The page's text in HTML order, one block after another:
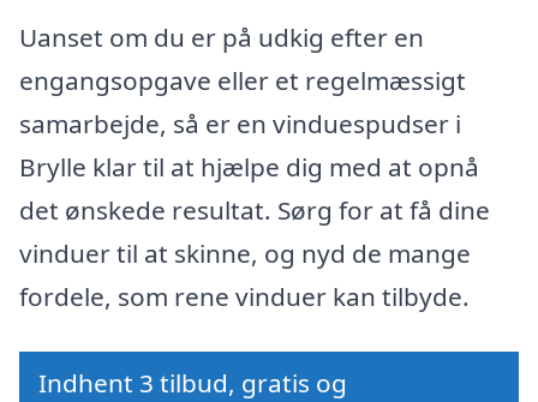
Uanset om du er på udkig efter en
engangsopgave eller et regelmæssigt
samarbejde, så er en vinduespudser i
Brylle klar til at hjælpe dig med at opnå
det ønskede resultat. Sørg for at få dine
vinduer til at skinne, og nyd de mange
fordele, som rene vinduer kan tilbyde.
Indhent 3 tilbud, gratis og